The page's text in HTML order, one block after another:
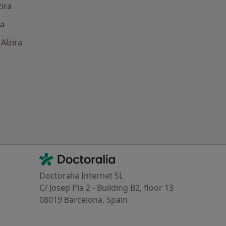
Contacto
Doctoralia - Página de inicio
Doctoralia Internet SL
C/ Josep Pla 2 - Building B2, floor 13
08019 Barcelona, Spain